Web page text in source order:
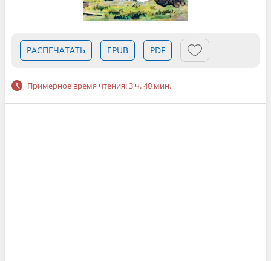
РАСПЕЧАТАТЬ EPUB PDF
Примерное время чтения: 3 ч. 40 мин.